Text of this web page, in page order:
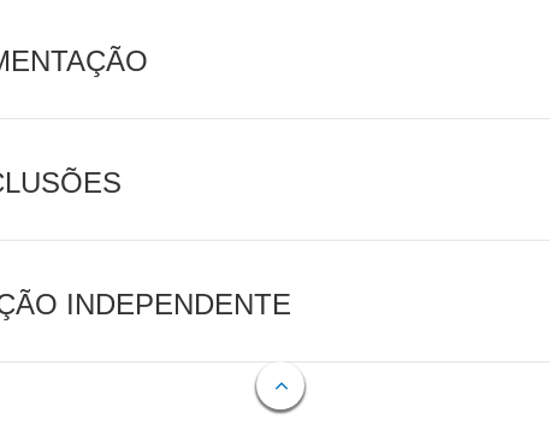
INDEPENDENTE